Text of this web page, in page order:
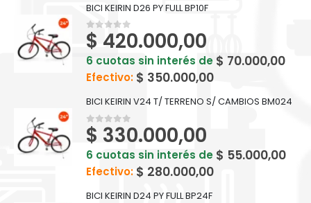
BICI KEIRIN D26 PY FULL BP10F
0out of 5
$ 420.000,00
6 cuotas sin interés de $ 70.000,00
Efectivo: $ 350.000,00
BICI KEIRIN V24 T/ TERRENO S/ CAMBIOS BM024
0out of 5
$ 330.000,00
6 cuotas sin interés de $ 55.000,00
Efectivo: $ 280.000,00
BICI KEIRIN D24 PY FULL BP24F